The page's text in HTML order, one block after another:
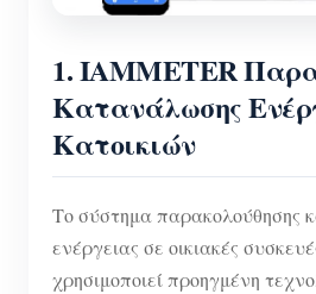
1.IAMMETER
Κατανάλωσης
Κατοικιών
Το σύστημα παρακολούθησης
ενέργειας σε οικιακές
χρησιμοποιεί προηγμένη